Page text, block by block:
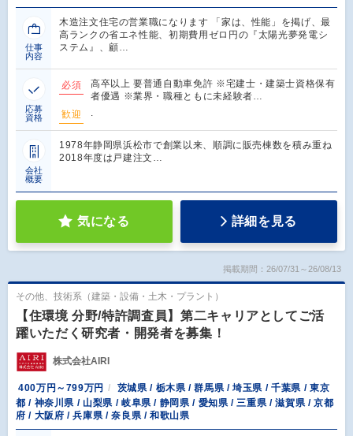
仕事
内容
木造注文住宅の営業職になります 「家は、性能」を掲げ、最
高ランクの省エネ性能、初期費用ゼロ円の『太陽光夢発電シ
ステム』、顧…
応募
資格
必須
高卒以上 要普通自動車免許 ※宅建士・建築士資格保有
者優遇 ※業界・職種ともに未経験者…
歓迎
.
会社
概要
1978年静岡県浜松市で創業以来、順調に販売棟数を積み重ね
2018年度は戸建注文…
気になる 詳細を見る
掲載期間：26/07/31～26/08/13
その他、技術系（建築・設備・土木・プラント）
【住環境 分野/特許調査員】第二キャリアとしてご活
躍いただく研究者・開発者を募集！
株式会社AIRI
400万円～799万円
茨城県 / 栃木県 / 群馬県 / 埼玉県 / 千葉県 / 東京
都 / 神奈川県 / 山梨県 / 岐阜県 / 静岡県 / 愛知県 / 三重県 / 滋賀県 / 京都
府 / 大阪府 / 兵庫県 / 奈良県 / 和歌山県